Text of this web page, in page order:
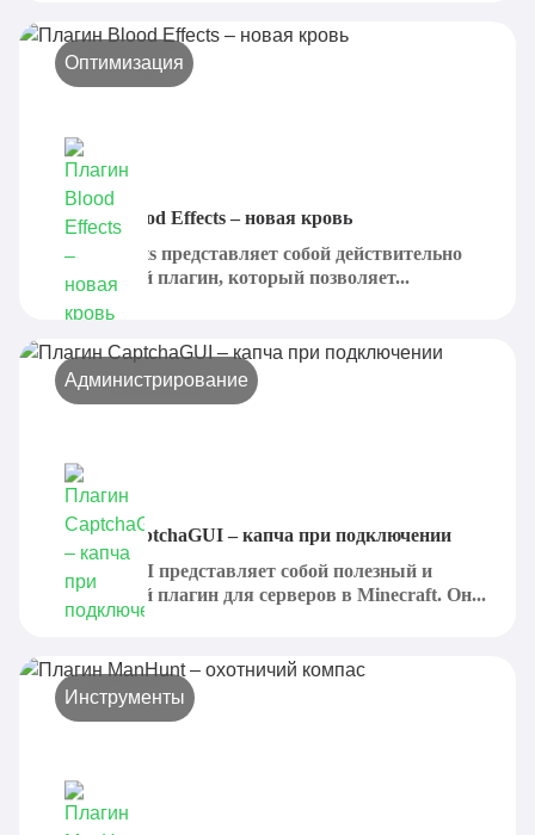
Оптимизация
Плагин Blood Effects – новая кровь
Blood Effects представляет собой действительно
интересный плагин, который позволяет...
Администрирование
Плагин CaptchaGUI – капча при подключении
CaptchaGUI представляет собой полезный и
интересный плагин для серверов в Minecraft. Он...
Инструменты